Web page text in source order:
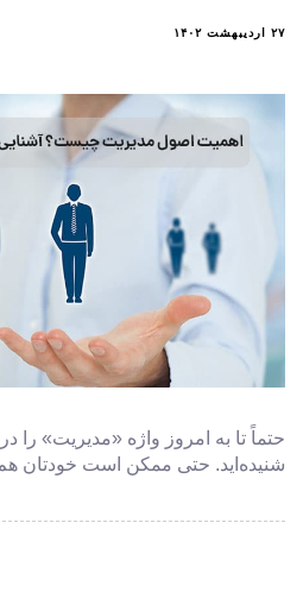
۲۷ اردیبهشت ۱۴۰۲
حتماً تا به امروز واژه «مدیریت» را
شنیده‌اید. حتی ممکن است خودتان